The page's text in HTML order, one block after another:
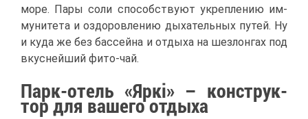
мо­ре. Па­ры со­ли спо­соб­ству­ют укреп­ле­нию им­
му­ни­те­та и оздо­ров­ле­нию ды­ха­тель­ных пу­тей. Ну
и ку­да же без бас­сей­на и от­ды­ха на шез­лон­гах под
вкус­ней­ший фи­то-чай.
Парк-отель «Яркі» – кон­струк­
тор для ва­ше­го от­ды­ха